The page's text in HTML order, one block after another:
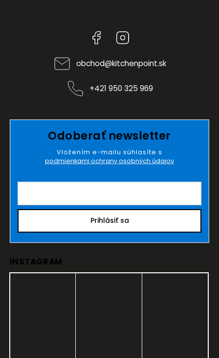
Facebook
obchod@kitchenpoint.sk
+421 950 325 969
Odoberať newsletter
Vložením e-mailu súhlasíte s
podmienkami ochrany osobných údajov
Prihlásiť sa
INSTAGRAM